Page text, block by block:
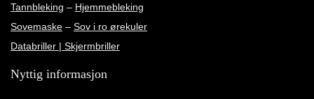
Tannbleking – Hjemmebleking
Sovemaske – Sov i ro ørekuler
Databriller | Skjermbriller
Nyttig informasjon